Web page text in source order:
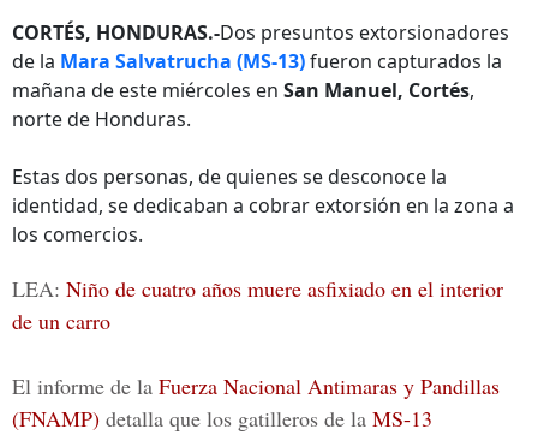
CORTÉS, HONDURAS.-Dos presuntos extorsionadores
de la Mara Salvatrucha (MS-13)fueron capturados la
mañana de este miércoles en San Manuel, Cortés,
norte de Honduras.
Estas dos personas, de quienes se desconoce la
identidad, se dedicaban a cobrar extorsión en la zona a
los comercios.
LEA: Niño de cuatro años muere asfixiado en el interior
de un carro
El informe de la Fuerza Nacional Antimaras y Pandillas
(FNAMP) detalla que los gatilleros de la MS-13